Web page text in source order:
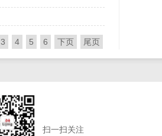
3 4 5 6 下页 尾页
扫一扫关注